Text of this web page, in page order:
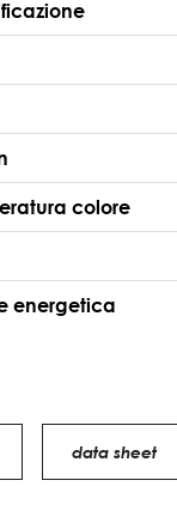
colore
energetica
data sheet